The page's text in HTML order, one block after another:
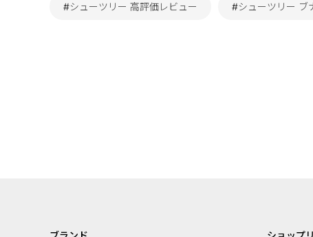
#シューツリー 高評価レビュー #シューツリー ブ